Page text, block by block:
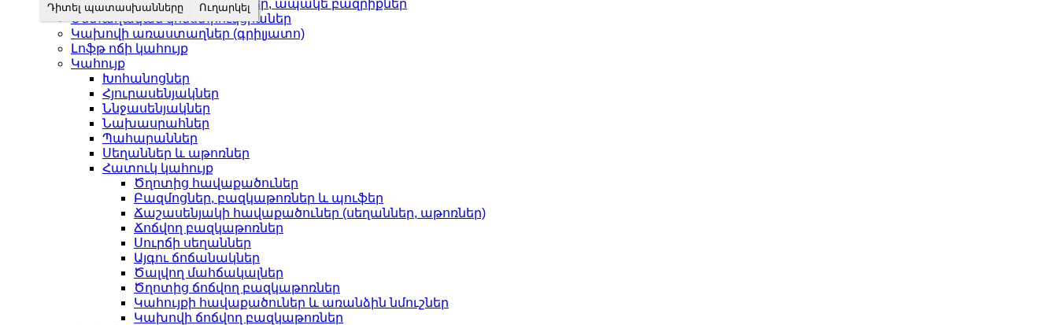
Վանդակաճաղեր, բազրիքներ, ապակե բազրիքներ
Մետաղական կոնստրուկցիաներ
Կախովի առաստաղներ (գրիլյատո)
Լոֆթ ոճի կահույք
Կահույք
Խոհանոցներ
Հյուրասենյակներ
Ննջասենյակներ
Նախասրահներ
Պահարաններ
Սեղաններ և աթոռներ
Հատուկ կահույք
Ծղոտից հավաքածուներ
Բազմոցներ, բազկաթոռներ և պուֆեր
Ճաշասենյակի հավաքածուներ (սեղաններ, աթոռներ)
Ճոճվող բազկաթոռներ
Սուրճի սեղաններ
Այգու ճոճանակներ
Ծալվող մահճակալներ
Ծղոտից ճոճվող բազկաթոռներ
Կահույքի հավաքածուներ և առանձին նմուշներ
Կախովի ճոճվող բազկաթոռներ